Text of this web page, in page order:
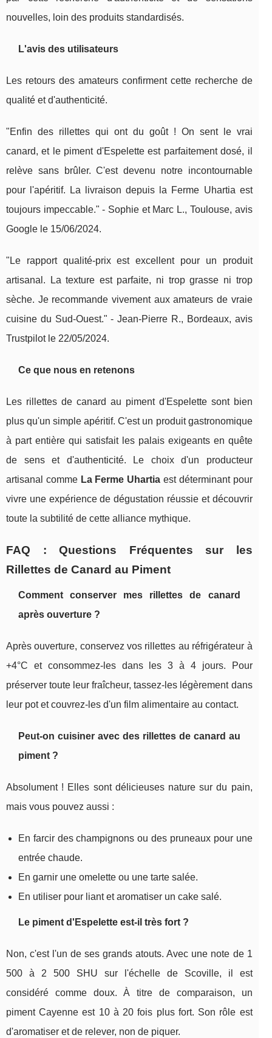
nouvelles, loin des produits standardisés.
L'avis des utilisateurs
Les retours des amateurs confirment cette recherche de
qualité et d'authenticité.
"Enfin des rillettes qui ont du goût ! On sent le vrai
canard, et le piment d'Espelette est parfaitement dosé, il
relève sans brûler. C'est devenu notre incontournable
pour l'apéritif. La livraison depuis la Ferme Uhartia est
toujours impeccable." - Sophie et Marc L., Toulouse, avis
Google le 15/06/2024.
"Le rapport qualité-prix est excellent pour un produit
artisanal. La texture est parfaite, ni trop grasse ni trop
sèche. Je recommande vivement aux amateurs de vraie
cuisine du Sud-Ouest." - Jean-Pierre R., Bordeaux, avis
Trustpilot le 22/05/2024.
Ce que nous en retenons
Les rillettes de canard au piment d'Espelette sont bien
plus qu'un simple apéritif. C'est un produit gastronomique
à part entière qui satisfait les palais exigeants en quête
de sens et d'authenticité. Le choix d'un producteur
artisanal comme La Ferme Uhartia est déterminant pour
vivre une expérience de dégustation réussie et découvrir
toute la subtilité de cette alliance mythique.
FAQ : Questions Fréquentes sur les
Rillettes de Canard au Piment
Comment conserver mes rillettes de canard
après ouverture ?
Après ouverture, conservez vos rillettes au réfrigérateur à
+4°C et consommez-les dans les 3 à 4 jours. Pour
préserver toute leur fraîcheur, tassez-les légèrement dans
leur pot et couvrez-les d'un film alimentaire au contact.
Peut-on cuisiner avec des rillettes de canard au
piment ?
Absolument ! Elles sont délicieuses nature sur du pain,
mais vous pouvez aussi :
En farcir des champignons ou des pruneaux pour une
entrée chaude.
En garnir une omelette ou une tarte salée.
En utiliser pour liant et aromatiser un cake salé.
Le piment d'Espelette est-il très fort ?
Non, c'est l'un de ses grands atouts. Avec une note de 1
500 à 2 500 SHU sur l'échelle de Scoville, il est
considéré comme doux. À titre de comparaison, un
piment Cayenne est 10 à 20 fois plus fort. Son rôle est
d'aromatiser et de relever, non de piquer.